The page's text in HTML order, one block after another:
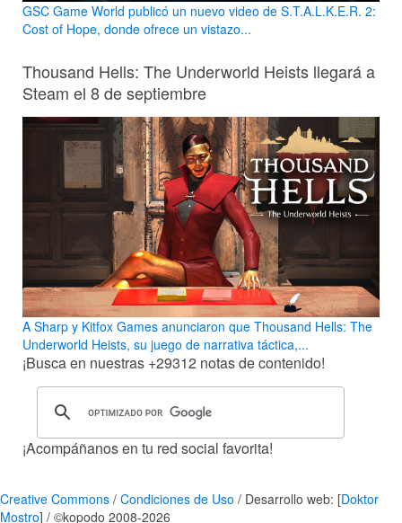
GSC Game World publicó un nuevo video de S.T.A.L.K.E.R. 2:
Cost of Hope, donde ofrece un vistazo...
Thousand Hells: The Underworld Heists llegará a
Steam el 8 de septiembre
A Sharp y Kitfox Games anunciaron que Thousand Hells: The
Underworld Heists, su juego de narrativa táctica,...
¡Busca en nuestras +29312 notas de contenido!
¡Acompáñanos en tu red social favorita!
Creative Commons / Condiciones de Uso / Desarrollo web: [Doktor
Mostro] / ©kopodo 2008-2026